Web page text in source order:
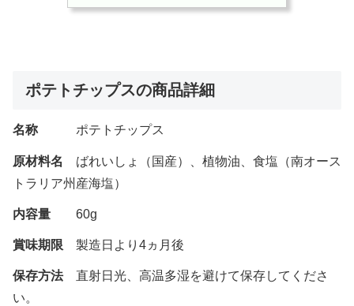
ポテトチップスの商品詳細
名称 ポテトチップス
原材料名 ばれいしょ（国産）、植物油、食塩（南オース
トラリア州産海塩）
内容量 60g
賞味期限 製造日より4ヵ月後
保存方法直射日光、高温多湿を避けて保存してくださ
い。